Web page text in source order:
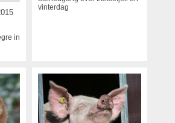
inn for
vinterdag